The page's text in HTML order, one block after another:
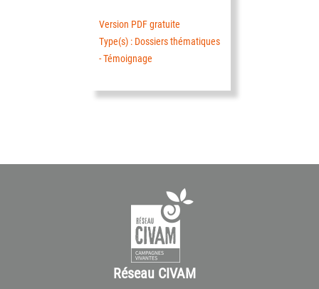
Version PDF gratuite
Type(s) : Dossiers thématiques
- Témoignage
Réseau CIVAM